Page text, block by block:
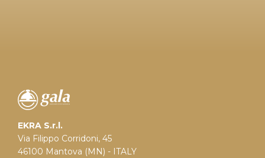
EKRA S.r.l.
Via Filippo Corridoni, 45
46100 Mantova (MN) - ITALY